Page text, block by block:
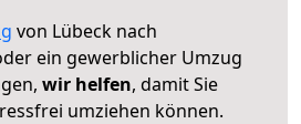
von Lübeck nach
ein gewerblicher Umzug
wir helfen, damit Sie
umziehen können.